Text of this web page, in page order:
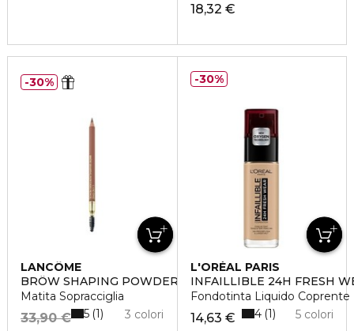
18,32 €
LANCÔME
BRÔW SHAPING POWDERY PENCIL
Matita Sopracciglia
33,90 € 3 colori
5 1
30%
L'ORÉAL PARIS
INFAILLIBLE 24H FRESH
Fondotinta Liquido Coprente
14,63 €
5 colori
4 1
30%